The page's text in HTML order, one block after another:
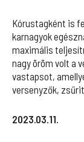
Kórustagként is
karnagyok
maximális
nagy öröm volt a
vastapsot,
versenyzők,
2023.03.11.